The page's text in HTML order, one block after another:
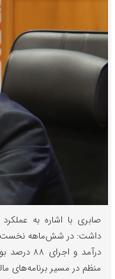
صابری با اشاره به
درآمد و
منظم در مسیر برنامه‌های